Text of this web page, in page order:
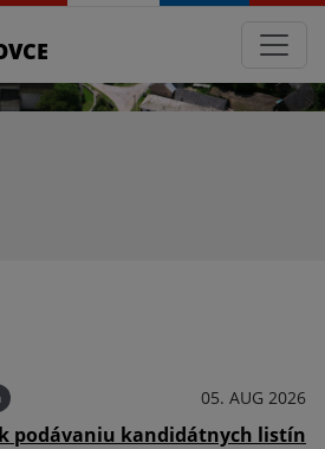
05. AUG 2026
podávaniu kandidátnych listín